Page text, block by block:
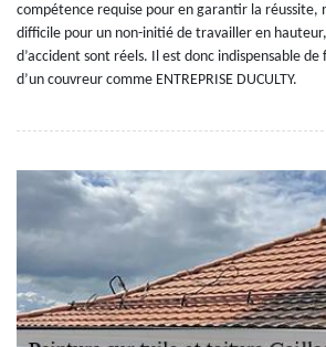
compétence requise pour en garantir la réussite,
difficile pour un non-initié de travailler en
d’accident sont réels. Il est donc indispensable de
d’un couvreur comme ENTREPRISE DUCULTY.